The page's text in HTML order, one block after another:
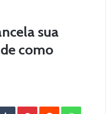
sua
como
Tumblr Pinterest Reddit